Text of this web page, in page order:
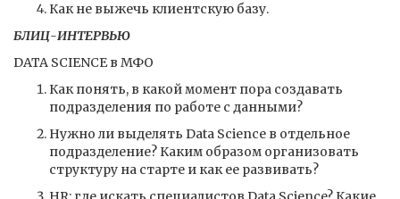
Как не выжечь клиентскую базу.
БЛИЦ-ИНТЕРВЬЮ
DATA SCIENCE в МФО
Как понять, в какой момент пора создавать
подразделения по работе с данными?
Нужно ли выделять Data Science в отдельное
подразделение? Каким образом организовать
структуру на старте и как ее развивать?